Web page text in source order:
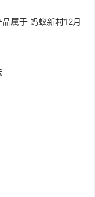
属于 蚂蚁新村12月